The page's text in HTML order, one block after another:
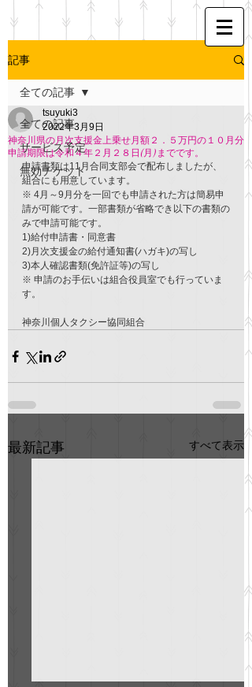
記事
全ての記事
サービス予定
無効チケット
全ての記事
神奈川県の月次支援金上乗せ月額２．５万円の１０月分
申請期限は令和４年２月２８日(月)までです。
tsuyuki3
2022年3月9日
申請書類は11月合同支部会で配布しましたが、
組合にも用意しています。
※ 4月～9月分を一回でも申請された方は簡易申
請が可能です。一部書類が省略でき以下の書類の
みで申請可能です。
1)給付申請書・同意書
2)月次支援金の給付通知書(ハガキ)の写し
3)本人確認書類(免許証等)の写し
※ 申請のお手伝いは組合役員室でも行っていま
す。
神奈川個人タクシー協同組合
最新記事 すべて表示